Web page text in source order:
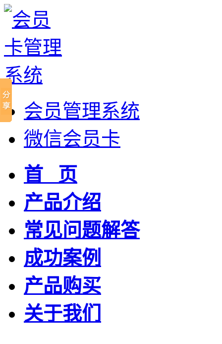
会员管理系统
微信会员卡
首 页
产品介绍
常见问题解答
成功案例
产品购买
关于我们